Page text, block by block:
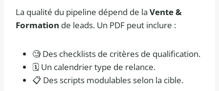
La qualité du pipeline dépend de la Vente &
Formation de leads. Un PDF peut inclure :
🧐 Des checklists de critères de qualification.
🗓️ Un calendrier type de relance.
📋 Des scripts modulables selon la cible.